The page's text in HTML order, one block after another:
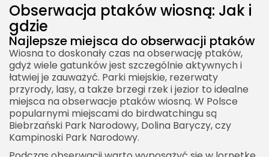
Obserwacja ptaków wiosną: Jak i
gdzie
Najlepsze miejsca do obserwacji ptaków
Wiosna to doskonały czas na obserwację ptaków,
gdyż wiele gatunków jest szczególnie aktywnych i
łatwiej je zauważyć. Parki miejskie, rezerwaty
przyrody, lasy, a także brzegi rzek i jezior to idealne
miejsca na obserwacje ptaków wiosną. W Polsce
popularnymi miejscami do birdwatchingu są
Biebrzański Park Narodowy, Dolina Baryczy, czy
Kampinoski Park Narodowy.